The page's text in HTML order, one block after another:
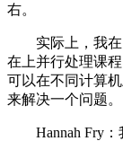
右。
实际上，我在
在上并行处理课
可以在不同计算
来解决一个问题。
Hannah Fry：